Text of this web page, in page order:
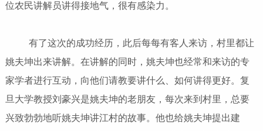
位农民讲解员讲得接地气，很有感染力。
有了这次的成功经历，此后每每有客人来访，村里都让
姚夫坤出来讲解。在讲解的同时，姚夫坤也经常和来访的专
家学者进行互动，向他们请教要讲什么、如何讲得更好。复
旦大学教授刘豪兴是姚夫坤的老朋友，每次来到村里，总要
兴致勃勃地听姚夫坤讲江村的故事。他也给姚夫坤提出建